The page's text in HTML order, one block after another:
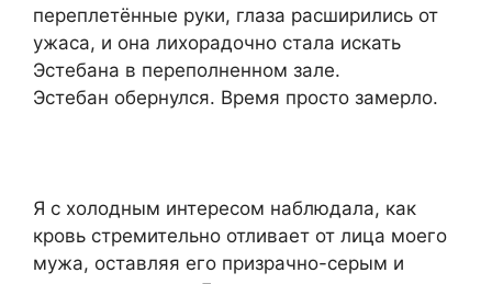
переплетённые руки, глаза расширились от
ужаса, и она лихорадочно стала искать
Эстебана в переполненном зале.
Эстебан обернулся. Время просто замерло.
Я с холодным интересом наблюдала, как
кровь стремительно отливает от лица моего
мужа, оставляя его призрачно-серым и